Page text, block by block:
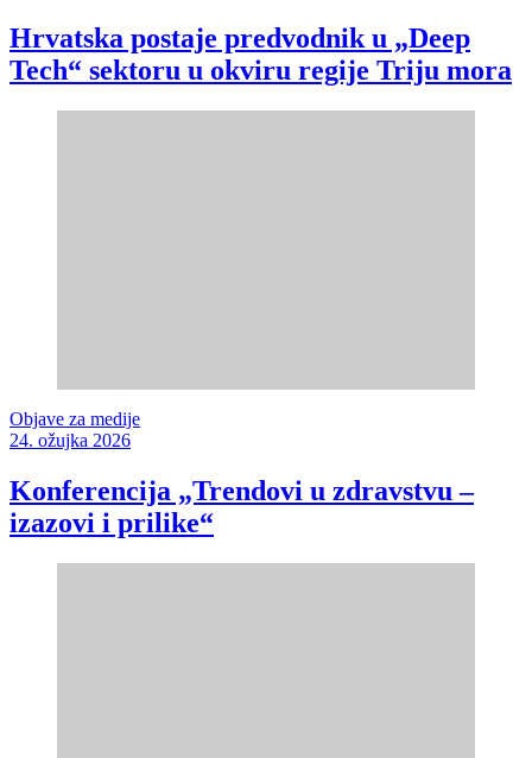
Hrvatska postaje predvodnik u „Deep
Tech“ sektoru u okviru regije Triju mora
Objave za medije
24. ožujka 2026
Konferencija „Trendovi u zdravstvu –
izazovi i prilike“